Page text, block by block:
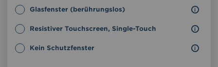
Glasfenster (berührungslos)
Resistiver Touchscreen, Single-Touch
Kein Schutzfenster